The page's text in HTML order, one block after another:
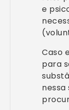
e
Caso
para
nessa